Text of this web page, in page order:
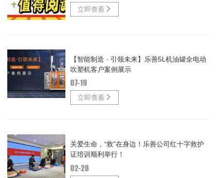
立即查看
【智能制造 · 引领未来】乐善5L机油罐全电动
吹塑机客户案例展示
07-19
立即查看
关爱生命，“救”在身边！乐善公司红十字救护
证培训顺利举行！
02-28